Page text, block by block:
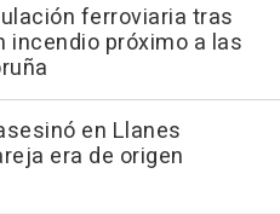
ferroviaria tras
incendio próximo a las
en Llanes
era de origen